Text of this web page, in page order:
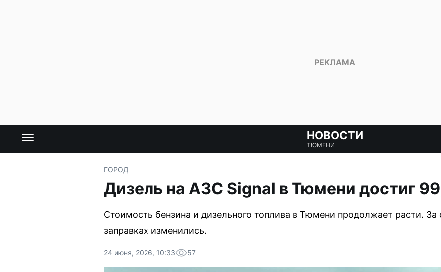
НОВОСТИ
ТЮМЕНИ
ГОРОД
Дизель на АЗС Signal в Тюмени достиг
Стоимость бензина и дизельного топлива в Тюмени продолжает расти. За
заправках изменились.
24 июня, 2026, 10:33 57